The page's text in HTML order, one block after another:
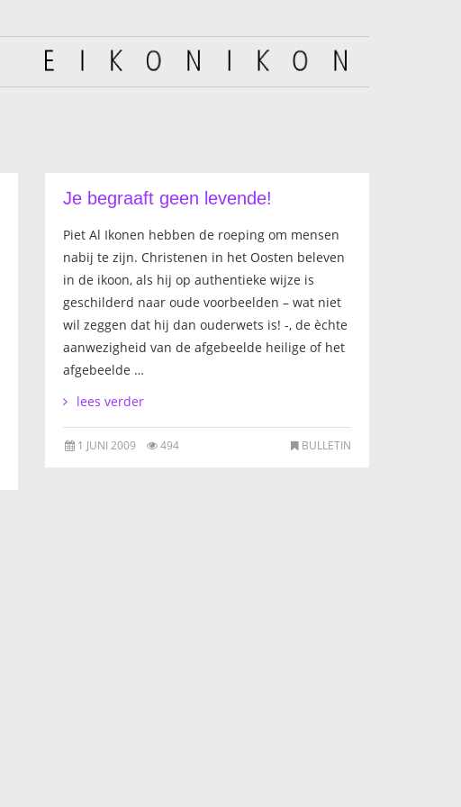
Je begraaft geen levende!
Piet Al Ikonen hebben de roeping om mensen
nabij te zijn. Christenen in het Oosten beleven
in de ikoon, als hij op authentieke wijze is
geschilderd naar oude voorbeelden – wat niet
wil zeggen dat hij dan ouderwets is! -, de èchte
aanwezigheid van de afgebeelde heilige of het
afgebeelde …
lees verder
BULLETIN
1 JUNI 2009 494